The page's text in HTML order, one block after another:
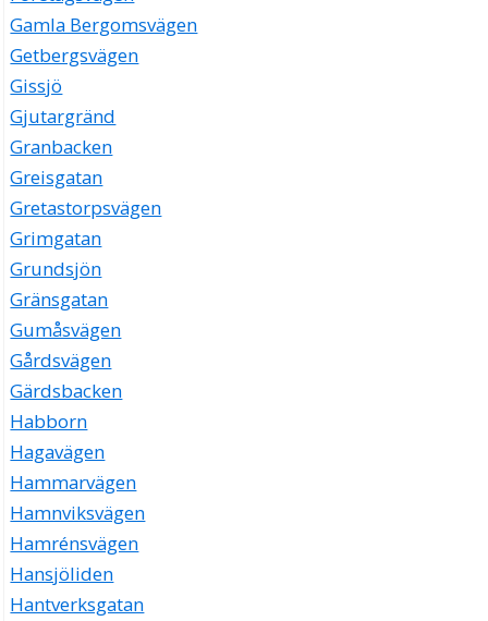
Gamla Bergomsvägen
Getbergsvägen
Gissjö
Gjutargränd
Granbacken
Greisgatan
Gretastorpsvägen
Grimgatan
Grundsjön
Gränsgatan
Gumåsvägen
Gårdsvägen
Gärdsbacken
Habborn
Hagavägen
Hammarvägen
Hamnviksvägen
Hamrénsvägen
Hansjöliden
Hantverksgatan